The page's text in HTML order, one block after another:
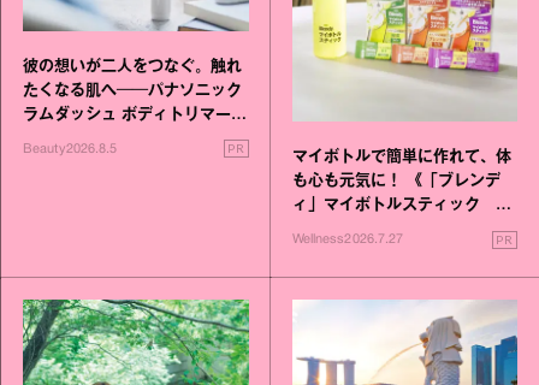
彼の想いが二人をつなぐ。触れ
たくなる肌へ──パナソニック
ラムダッシュ ボディトリマーが
Beauty2026.8.5 PR
マイボトルで簡単に作れて、体
も心も元気に！ 《「ブレンデ
ィ」マイボトルスティック い
いこと毎日》シリーズが誕生
Wellness2026.7.27 PR